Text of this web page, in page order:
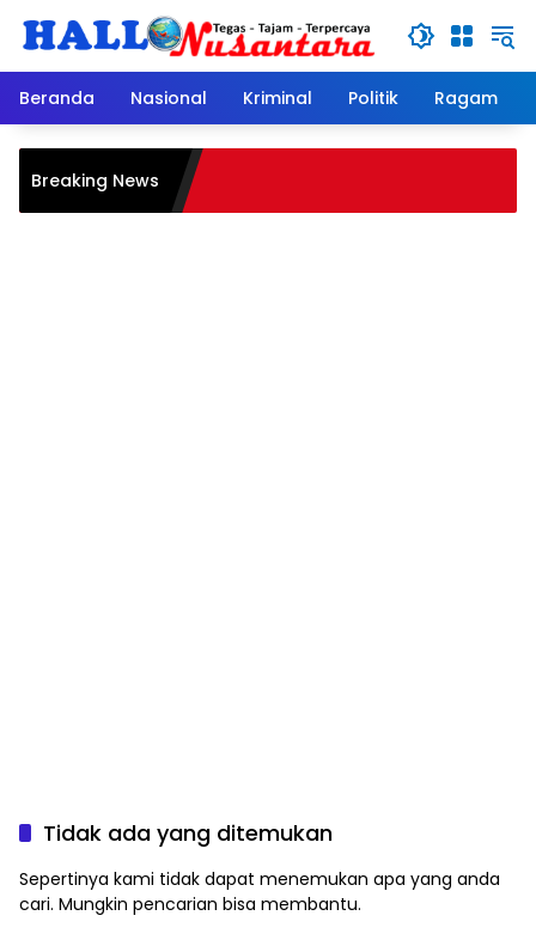
Beranda
Nasional Kriminal Politik Ragam
Breaking News
Polres
Tidak ada yang ditemukan
Sepertinya kami tidak dapat menemukan apa yang anda
cari. Mungkin pencarian bisa membantu.